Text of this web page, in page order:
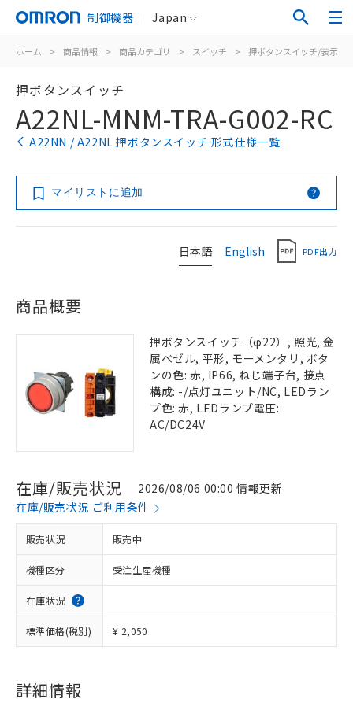
制御機器 Japan
ホーム > 商品情報 > 商品カテゴリ > スイッチ > 押ボタンスイッチ/表示灯
押ボタンスイッチ
A22NL-MNM-TRA-G002-RC
A22NN / A22NL 押ボタンスイッチ 形式仕様一覧
マイリストに追加
日本語 English PDF出力
商品概要
押ボタンスイッチ（φ22）, 照光, 金
属ベゼル, 平形, モーメンタリ, ボタ
ンの色: 赤, IP66, ねじ端子台, 接点
構成: -/点灯ユニット/NC, LEDラン
プ色: 赤, LEDランプ電圧:
AC/DC24V
在庫/販売状況
2026/08/06 00:00 情報更新
在庫/販売状況 ご利用条件
販売状況 販売中
機種区分 受注生産機種
在庫状況
標準価格(税別) ¥ 2,050
詳細情報